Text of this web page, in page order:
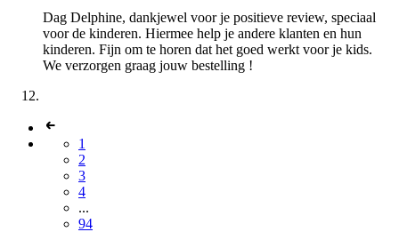
Dag Delphine, dankjewel voor je positieve review, speciaal
voor de kinderen. Hiermee help je andere klanten en hun
kinderen. Fijn om te horen dat het goed werkt voor je kids.
We verzorgen graag jouw bestelling !
1
2
3
4
...
94